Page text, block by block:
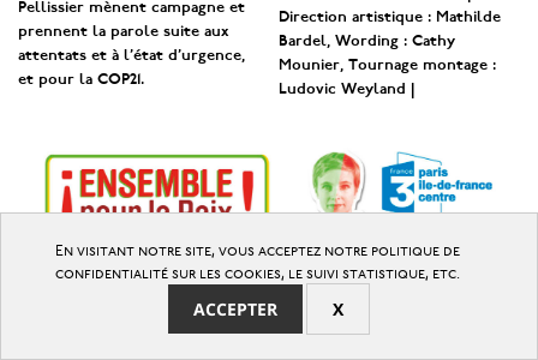
En visitant notre site, vous acceptez notre politique de
confidentialité sur les cookies, le suivi statistique, etc.
ACCEPTER X
Pellissier mènent campagne et
prennent la parole suite aux
attentats et à l’état d’urgence,
et pour la COP21.
Direction artistique : Mathilde
Bardel, Wording : Cathy
Mounier, Tournage montage :
Ludovic Weyland |
>